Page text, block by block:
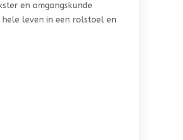
en omgangskunde
leven in een rolstoel en